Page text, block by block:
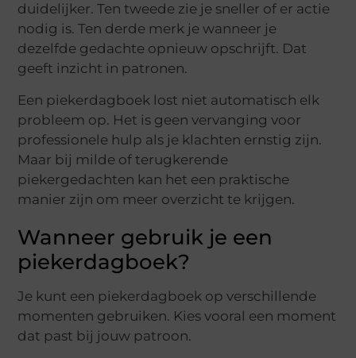
duidelijker. Ten tweede zie je sneller of er actie
nodig is. Ten derde merk je wanneer je
dezelfde gedachte opnieuw opschrijft. Dat
geeft inzicht in patronen.
Een piekerdagboek lost niet automatisch elk
probleem op. Het is geen vervanging voor
professionele hulp als je klachten ernstig zijn.
Maar bij milde of terugkerende
piekergedachten kan het een praktische
manier zijn om meer overzicht te krijgen.
Wanneer gebruik je een
piekerdagboek?
Je kunt een piekerdagboek op verschillende
momenten gebruiken. Kies vooral een moment
dat past bij jouw patroon.